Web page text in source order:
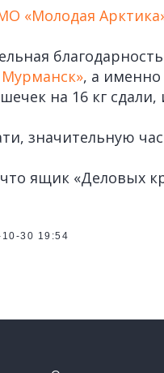
«Молодая
Мурманск», а
на 16 кг
значительную
ящик «Деловых
30 19:54